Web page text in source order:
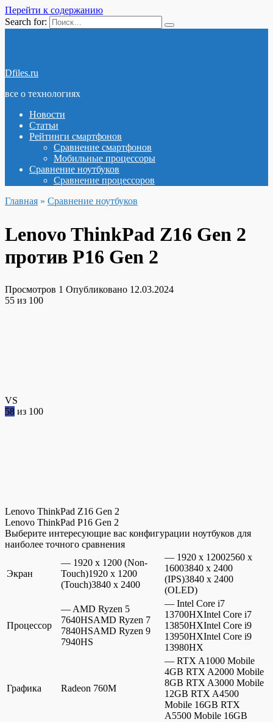
Перейти к содержанию
Search for:
Dfiles.ru
все о технологиях
Новости
Статьи
Рейтинги смартфонов
Сравнение смартфонов
Мобильные процессоры
Сравнение ноутбуков
Сравнение процессоров
Главная » Сравнение ноутбуков
Lenovo ThinkPad Z16 Gen 2
против P16 Gen 2
Просмотров 1 Опубликовано 12.03.2024
55 из 100
VS
58 из 100
Lenovo ThinkPad Z16 Gen 2
Lenovo ThinkPad P16 Gen 2
Выберите интересующие вас конфигурации ноутбуков для
наиболее точного сравнения
Экран
— 1920 x 1200 (Non-
Touch)1920 x 1200
(Touch)3840 x 2400
— 1920 x 12002560 x
16003840 x 2400
(IPS)3840 x 2400
(OLED)
Процессор
— AMD Ryzen 5
7640HSAMD Ryzen 7
7840HSAMD Ryzen 9
7940HS
— Intel Core i7
13700HXIntel Core i7
13850HXIntel Core i9
13950HXIntel Core i9
13980HX
Графика Radeon 760M
— RTX A1000 Mobile
4GB RTX A2000 Mobile
8GB RTX A3000 Mobile
12GB RTX A4500
Mobile 16GB RTX
A5500 Mobile 16GB